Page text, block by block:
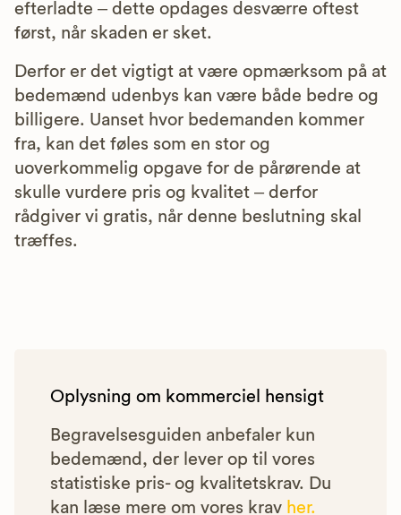
efterladte – dette opdages desværre oftest
først, når skaden er sket.
Derfor er det vigtigt at være opmærksom på at
bedemænd udenbys kan være både bedre og
billigere. Uanset hvor bedemanden kommer
fra, kan det føles som en stor og
uoverkommelig opgave for de pårørende at
skulle vurdere pris og kvalitet – derfor
rådgiver vi gratis, når denne beslutning skal
træffes.
Oplysning om kommerciel hensigt
Begravelsesguiden anbefaler kun
bedemænd, der lever op til vores
statistiske pris- og kvalitetskrav. Du
kan læse mere om vores krav her.